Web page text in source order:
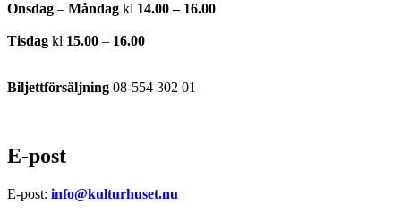
Onsdag – Måndag kl 14.00 – 16.00
Tisdag kl 15.00 – 16.00
Biljettförsäljning 08-554 302 01
E-post
E-post: info@kulturhuset.nu